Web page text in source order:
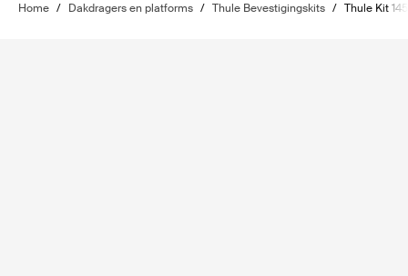
Home / Dakdragers en platforms / Thule Bevestigingskits / Thule Kit